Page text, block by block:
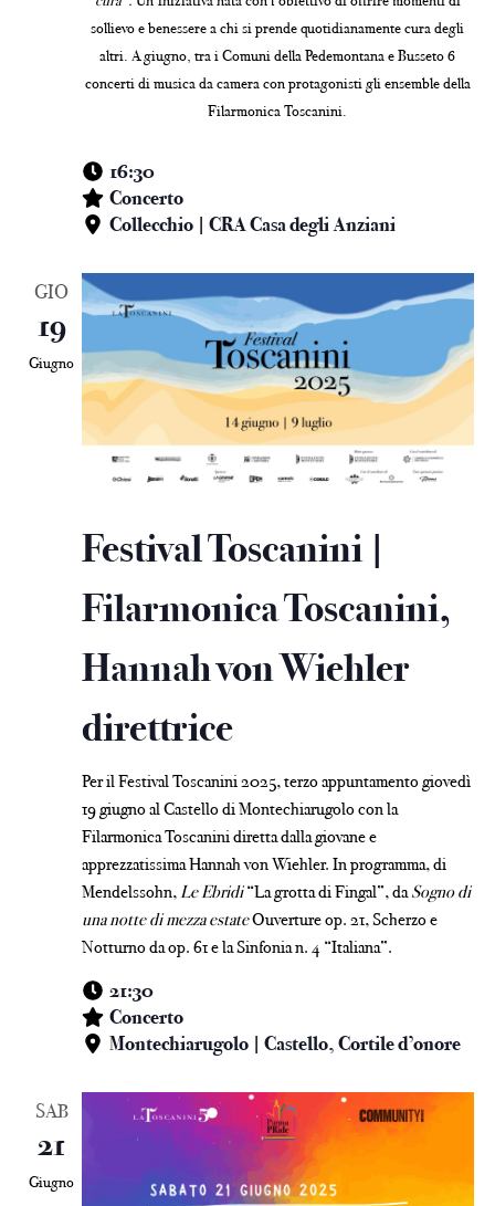
sollievo e benessere a chi si prende quotidianamente cura degli
altri. A giugno, tra i Comuni della Pedemontana e Busseto 6
concerti di musica da camera con protagonisti gli ensemble della
Filarmonica Toscanini.
16:30
Concerto
Collecchio | CRA Casa degli Anziani
GIO
19
Giugno
Festival Toscanini |
Filarmonica Toscanini,
Hannah von Wiehler
direttrice
Per il Festival Toscanini 2025, terzo appuntamento giovedì
19 giugno al Castello di Montechiarugolo con la
Filarmonica Toscanini diretta dalla giovane e
apprezzatissima Hannah von Wiehler. In programma, di
Mendelssohn,Le Ebridi“La grotta di Fingal”, daSogno di
una notte di mezza estateOuverture op. 21, Scherzo e
Notturno da op. 61 e la Sinfonia n. 4 “Italiana”.
21:30
Concerto
Montechiarugolo | Castello, Cortile d’onore
SAB
21
Giugno